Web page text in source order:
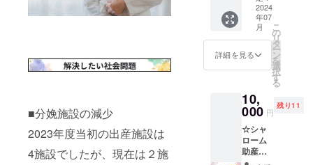
■分娩施設の減少
2023年度当初の出産施設は
4施設でしたが、現在は２施
ていま
す。 広
島愛
り、ス
ナック
る 「広
島かり
んとう
」 は お
やつに
も、 お
た場合
対応致
しま
す） 対
応期
イタッ
ク＋お
メール
●メール
アドレ
れ不要
で普段
にお使
い頂け
ます。
さ ：
80㎝ 素
材 ：
貝パー
ル 留
金 ：
レス＋
お礼の
メール
【限定3
個】 真
空蒸着
で特殊
方法の
イミ
テー
ション
パール
です。
2024
年07
月
詳細を見る
こ
の
リ
タ
ー
ン
を
選
択
す
る
10,
000 円
残り11
☆シャ
ローム
助産院
が提携